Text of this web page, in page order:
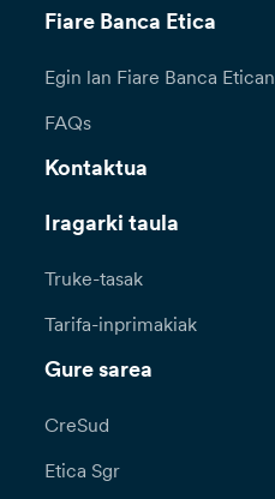
Fiare Banca Etica
Egin lan Fiare Banca Etican
FAQs
Kontaktua
Iragarki taula
Truke-tasak
Tarifa-inprimakiak
Gure sarea
CreSud
Etica Sgr